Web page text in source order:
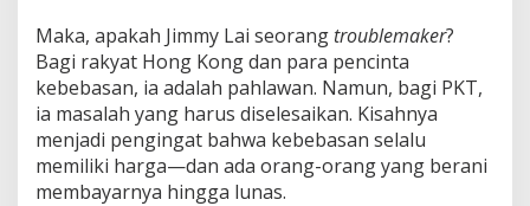
Maka, apakah Jimmy Lai seorang troublemaker?
Bagi rakyat Hong Kong dan para pencinta
kebebasan, ia adalah pahlawan. Namun, bagi PKT,
ia masalah yang harus diselesaikan. Kisahnya
menjadi pengingat bahwa kebebasan selalu
memiliki harga—dan ada orang-orang yang berani
membayarnya hingga lunas.